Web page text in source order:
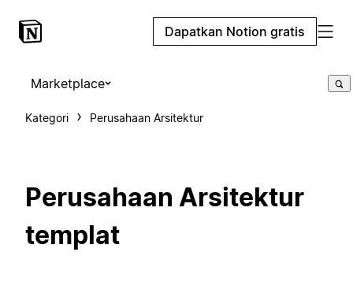
Dapatkan Notion gratis
Marketplace
Kategori Perusahaan Arsitektur
Perusahaan Arsitektur
templat